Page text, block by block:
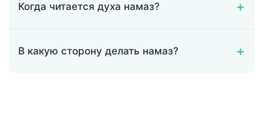
Когда читается духа намаз?
В какую сторону делать намаз?